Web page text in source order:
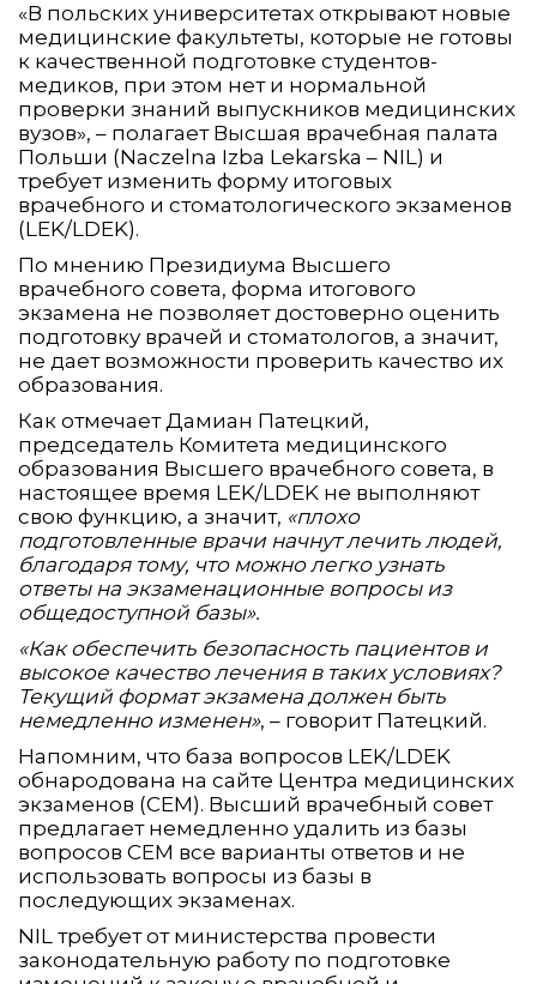
«В польских университетах открывают новые
медицинские факультеты, которые не готовы
к качественной подготовке студентов-
медиков, при этом нет и нормальной
проверки знаний выпускников медицинских
вузов», – полагает Высшая врачебная палата
Польши (Nаczelna Izba Lekarska – NIL) и
требует изменить форму итоговых
врачебного и стоматологического экзаменов
(LEK/LDEK).
По мнению Президиума Высшего
врачебного совета, форма итогового
экзамена не позволяет достоверно оценить
подготовку врачей и стоматологов, а значит,
не дает возможности проверить качество их
образования.
Как отмечает Дамиан Патецкий,
председатель Комитета медицинского
образования Высшего врачебного совета, в
настоящее время LEK/LDEK не выполняют
свою функцию, а значит, «плохо
подготовленные врачи начнут лечить людей,
благодаря тому, что можно легко узнать
ответы на экзаменационные вопросы из
общедоступной базы».
«Как обеспечить безопасность пациентов и
высокое качество лечения в таких условиях?
Текущий формат экзамена должен быть
немедленно изменен», – говорит Патецкий.
Напомним, что база вопросов LEK/LDEK
обнародована на сайте Центра медицинских
экзаменов (СЕМ). Высший врачебный совет
предлагает немедленно удалить из базы
вопросов СЕМ все варианты ответов и не
использовать вопросы из базы в
последующих экзаменах.
NIL требует от министерства провести
законодательную работу по подготовке